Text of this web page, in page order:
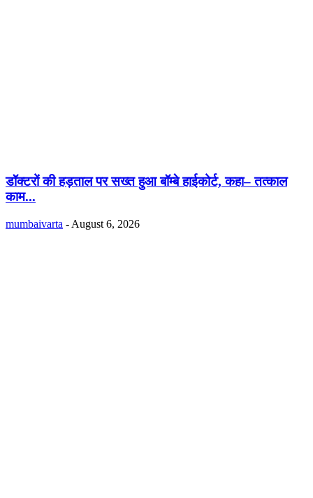
डॉक्टरों की हड़ताल पर सख्त हुआ बॉम्बे हाईकोर्ट, कहा– तत्काल
काम...
mumbaivarta - August 6, 2026